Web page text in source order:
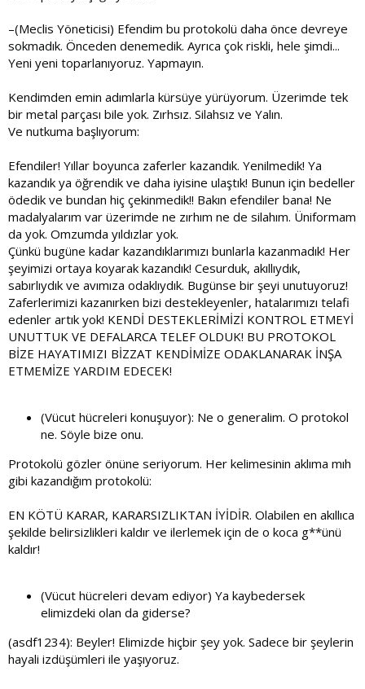
–(Meclis Yöneticisi) Efendim bu protokolü daha önce devreye
sokmadık. Önceden denemedik. Ayrıca çok riskli, hele şimdi...
Yeni yeni toparlanıyoruz. Yapmayın.
Kendimden emin adımlarla kürsüye yürüyorum. Üzerimde tek
bir metal parçası bile yok. Zırhsız. Silahsız ve Yalın.
Ve nutkuma başlıyorum:
Efendiler! Yıllar boyunca zaferler kazandık. Yenilmedik! Ya
kazandık ya öğrendik ve daha iyisine ulaştık! Bunun için bedeller
ödedik ve bundan hiç çekinmedik!! Bakın efendiler bana! Ne
madalyalarım var üzerimde ne zırhım ne de silahım. Üniformam
da yok. Omzumda yıldızlar yok.
Çünkü bugüne kadar kazandıklarımızı bunlarla kazanmadık! Her
şeyimizi ortaya koyarak kazandık! Cesurduk, akıllıydık,
sabırlıydık ve avımıza odaklıydık. Bugünse bir şeyi unutuyoruz!
Zaferlerimizi kazanırken bizi destekleyenler, hatalarımızı telafi
edenler artık yok! KENDİ DESTEKLERİMİZİ KONTROL ETMEYİ
UNUTTUK VE DEFALARCA TELEF OLDUK! BU PROTOKOL
BİZE HAYATIMIZI BİZZAT KENDİMİZE ODAKLANARAK İNŞA
ETMEMİZE YARDIM EDECEK!
(Vücut hücreleri konuşuyor): Ne o generalim. O protokol
ne. Söyle bize onu.
Protokolü gözler önüne seriyorum. Her kelimesinin aklıma mıh
gibi kazandığım protokolü:
EN KÖTÜ KARAR, KARARSIZLIKTAN İYİDİR. Olabilen en akıllıca
şekilde belirsizlikleri kaldır ve ilerlemek için de o koca g**ünü
kaldır!
(Vücut hücreleri devam ediyor) Ya kaybedersek
elimizdeki olan da giderse?
(asdf1234): Beyler! Elimizde hiçbir şey yok. Sadece bir şeylerin
hayali izdüşümleri ile yaşıyoruz.